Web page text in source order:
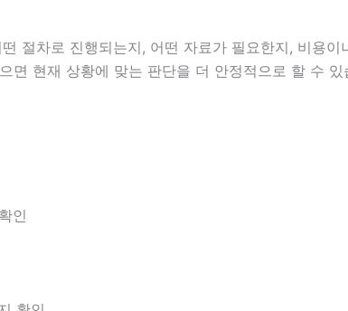
절차로 진행되는지, 어떤 자료가 필요한지, 비용
현재 상황에 맞는 판단을 더 안정적으로 할 수 있
인